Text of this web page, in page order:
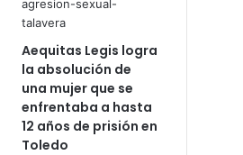
Aequitas Legis logra
la absolución de
una mujer que se
enfrentaba a hasta
12 años de prisión en
Toledo